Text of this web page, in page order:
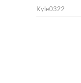
Kyle0322